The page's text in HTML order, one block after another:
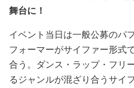
舞台に！
イベント当日は一般公募のパ
フォーマーがサイファー形式
合う。ダンス・ラップ・フリ
るジャンルが混ざり合うサイ